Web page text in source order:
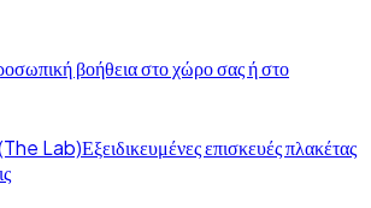
βοήθεια στο χώρο σας ή στο
Lab)Εξειδικευμένες επισκευές πλακέτας